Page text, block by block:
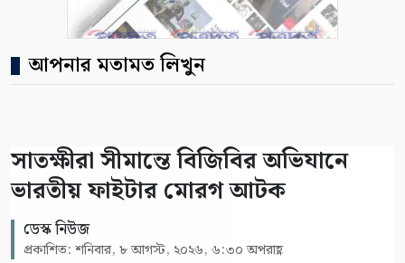
আপনার মতামত লিখুন
সাতক্ষীরা সীমান্তে বিজিবির অভিযানে
ভারতীয় ফাইটার মোরগ আটক
ডেস্ক নিউজ
প্রকাশিত: শনিবার, ৮ আগস্ট, ২০২৬, ৬:৩০ অপরাহ্ণ